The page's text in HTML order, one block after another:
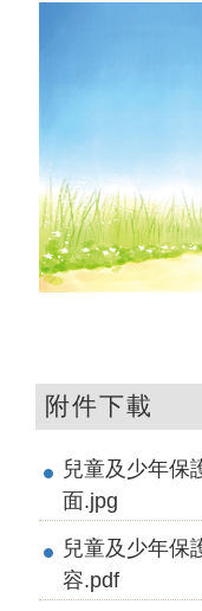
附件下載
兒童及少年保
面.jpg
兒童及少年保
容.pdf